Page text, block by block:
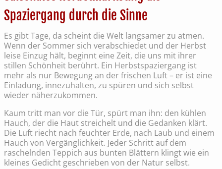
Spaziergang durch die Sinne
Es gibt Tage, da scheint die Welt langsamer zu atmen.
Wenn der Sommer sich verabschiedet und der Herbst
leise Einzug hält, beginnt eine Zeit, die uns mit ihrer
stillen Schönheit berührt. Ein Herbstspaziergang ist
mehr als nur Bewegung an der frischen Luft – er ist eine
Einladung, innezuhalten, zu spüren und sich selbst
wieder näherzukommen.
Kaum tritt man vor die Tür, spürt man ihn: den kühlen
Hauch, der die Haut streichelt und die Gedanken klärt.
Die Luft riecht nach feuchter Erde, nach Laub und einem
Hauch von Vergänglichkeit. Jeder Schritt auf dem
raschelnden Teppich aus bunten Blättern klingt wie ein
kleines Gedicht geschrieben von der Natur selbst.